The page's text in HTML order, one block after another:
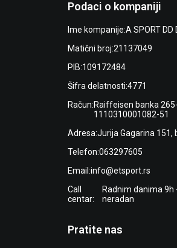
Podaci o kompaniji
Ime kompanije:A SPORT DD
Matični broj:21137049
PIB:109172484
Šifra delatnosti:4771
Račun:Raiffeisen banka 265-
1110310001082-51
Adresa:Jurija Gagarina 151,
Telefon:063297605
Email:info@etsport.rs
Call
centar:
Radnim danima 9h
neradan
Pratite nas